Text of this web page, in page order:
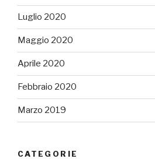
Luglio 2020
Maggio 2020
Aprile 2020
Febbraio 2020
Marzo 2019
CATEGORIE